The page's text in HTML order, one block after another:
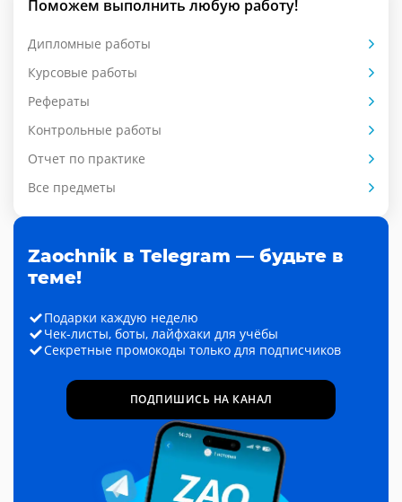
Поможем выполнить любую работу!
Дипломные работы
Курсовые работы
Рефераты
Контрольные работы
Отчет по практике
Все предметы
Zaochnik в Telegram — будьте в
теме!
Подарки каждую неделю
Чек-листы, боты, лайфхаки для учёбы
Секретные промокоды только для подписчиков
ПОДПИШИСЬ НА КАНАЛ